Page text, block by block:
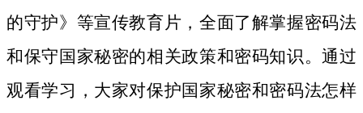
的守护》等宣传教育片， 全面了解掌握密码法
和保守国家秘密的相关政策和密码知识。通过
观看学习，大家对保护国家秘密和密码法怎样